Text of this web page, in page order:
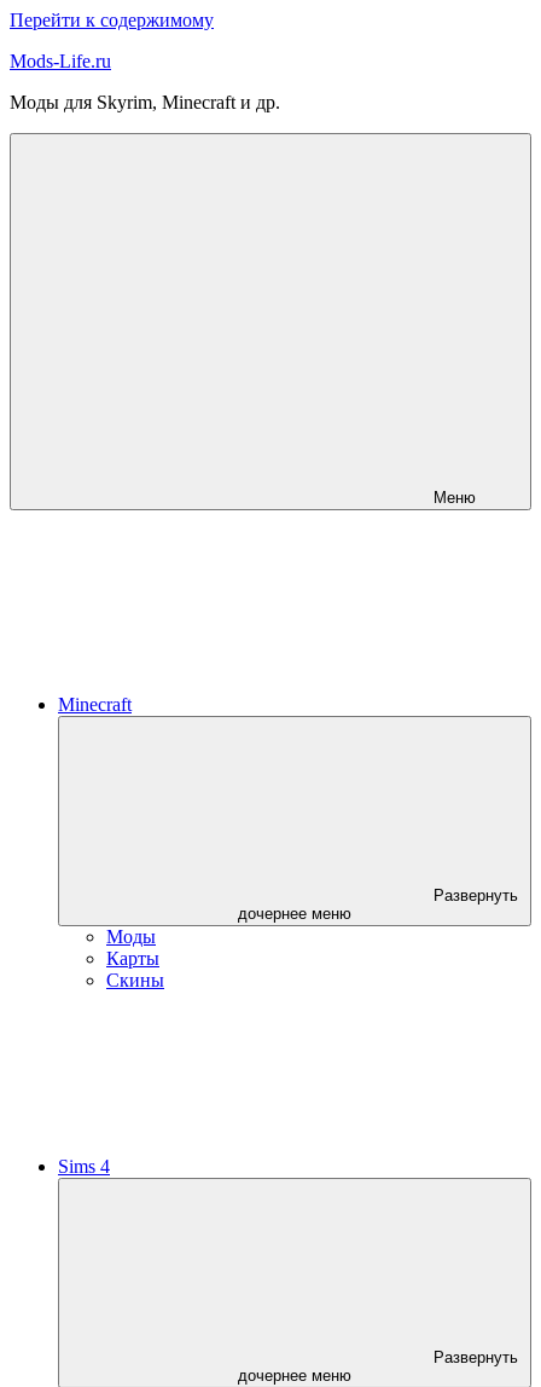
Перейти к содержимому
Mods-Life.ru
Моды для Skyrim, Minecraft и др.
Меню
Minecraft
Развернуть
дочернее меню
Моды
Карты
Скины
Sims 4
Развернуть
дочернее меню